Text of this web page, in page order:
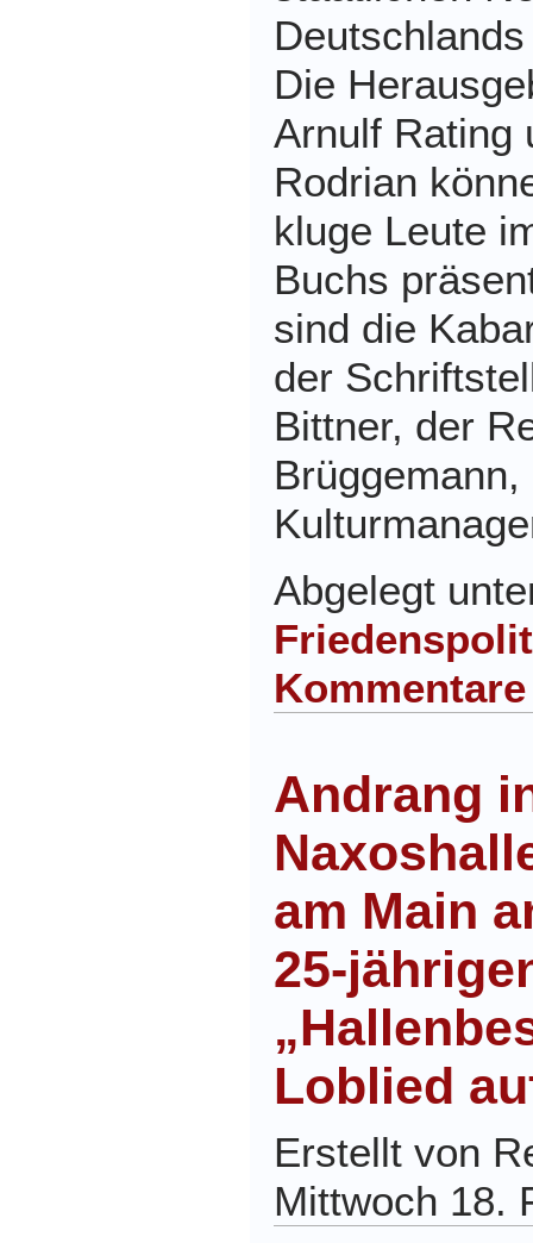
Die
Arnulf Rating
Rodrian
kluge Leute
Buchs
sind die
der
Bittner, der
Brüggemann,
Abgelegt
Andrang
am Main
25-
Loblied
Erstellt von
Mittwoch 18.